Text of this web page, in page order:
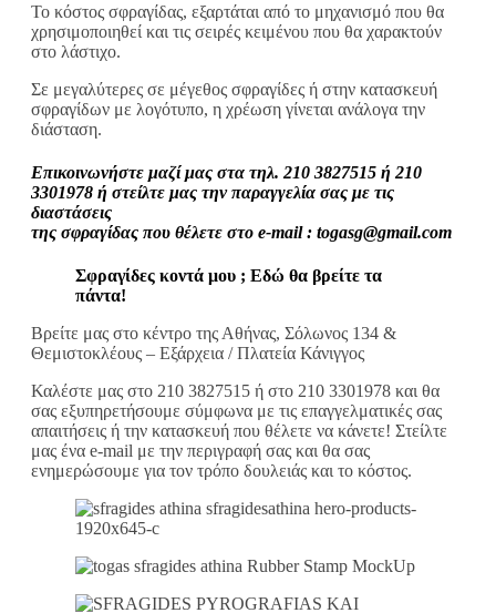
Το κόστος σφραγίδας, εξαρτάται από το μηχανισμό που θα
χρησιμοποιηθεί και τις σειρές κειμένου που θα χαρακτούν
στο λάστιχο.
Σε μεγαλύτερες σε μέγεθος σφραγίδες ή στην κατασκευή
σφραγίδων με λογότυπο, η χρέωση γίνεται ανάλογα την
διάσταση.
Επικοινωνήστε μαζί μας στα τηλ. 210 3827515 ή 210
3301978 ή στείλτε μας την παραγγελία σας με τις
διαστάσεις
της σφραγίδας που θέλετε στο e-mail : togasg@gmail.com
Σφραγίδες κοντά μου ; Εδώ θα βρείτε τα
πάντα!
Βρείτε μας στο κέντρο της Αθήνας, Σόλωνος 134 &
Θεμιστοκλέους – Εξάρχεια / Πλατεία Κάνιγγος
Καλέστε μας στο 210 3827515 ή στο 210 3301978 και θα
σας εξυπηρετήσουμε σύμφωνα με τις επαγγελματικές σας
απαιτήσεις ή την κατασκευή που θέλετε να κάνετε! Στείλτε
μας ένα e-mail με την περιγραφή σας και θα σας
ενημερώσουμε για τον τρόπο δουλειάς και το κόστος.